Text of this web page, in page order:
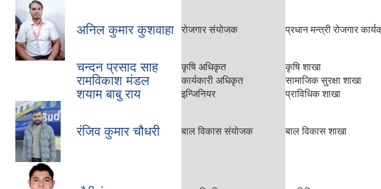
अनिल कुमार कुशवाहा रोजगार संयोजक प्रधान मन्त्री रोजगार
चन्दन प्रसाद साह कृषि अधिकृत कृषि शाखा
रामविकाश मंडल कार्यकारी अधिकृत सामाजिक सुरक्षा शाखा
शयाम बाबु राय इन्जिनियर प्राविधिक शाखा
रंजिव कुमार चौधरी बाल विकास संयोजक बाल विकास शाखा